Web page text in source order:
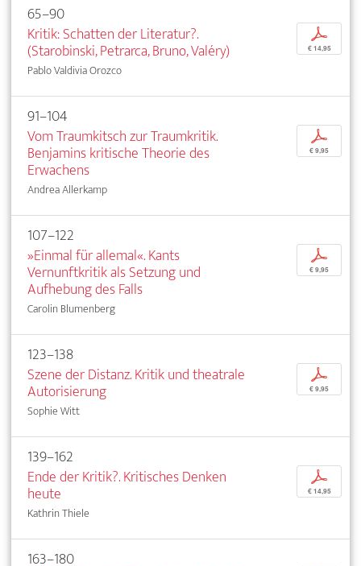
65–90
Kritik: Schatten der Literatur?.
(Starobinski, Petrarca, Bruno, Valéry)
Pablo Valdivia Orozco
p
€ 14,95
91–104
Vom Traumkitsch zur Traumkritik.
Benjamins kritische Theorie des
Erwachens
Andrea Allerkamp
p
€ 9,95
107–122
»Einmal für allemal«. Kants
Vernunftkritik als Setzung und
Aufhebung des Falls
Carolin Blumenberg
p
€ 9,95
123–138
Szene der Distanz. Kritik und theatrale
Autorisierung
Sophie Witt
p
€ 9,95
139–162
Ende der Kritik?. Kritisches Denken
heute
Kathrin Thiele
p
€ 14,95
163–180